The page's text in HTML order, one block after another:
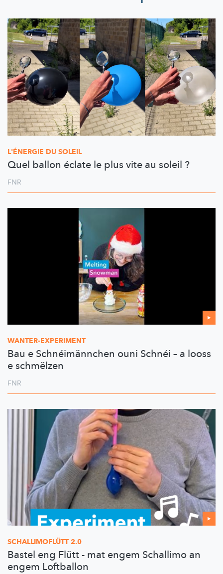
L'ÉNERGIE DU SOLEIL
Quel ballon éclate le plus vite au soleil ?
FNR
WANTER-EXPERIMENT
Bau e Schnéimännchen ouni Schnéi – a looss
e schmëlzen
FNR
SCHALLIMOFLÜTT 2.0
Bastel eng Flütt - mat engem Schallimo an
engem Loftballon